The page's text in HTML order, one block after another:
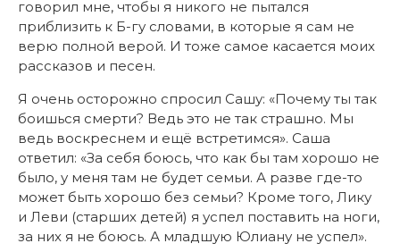
говорил мне, чтобы я никого не пытался
приблизить к Б-гу словами, в которые я сам не
верю полной верой. И тоже самое касается моих
рассказов и песен.
Я очень осторожно спросил Сашу: «Почему ты так
боишься смерти? Ведь это не так страшно. Мы
ведь воскреснем и ещё встретимся». Саша
ответил: «За себя боюсь, что как бы там хорошо не
было, у меня там не будет семьи. А разве где-то
может быть хорошо без семьи? Кроме того, Лику
и Леви (старших детей) я успел поставить на ноги,
за них я не боюсь. А младшую Юлиану не успел».